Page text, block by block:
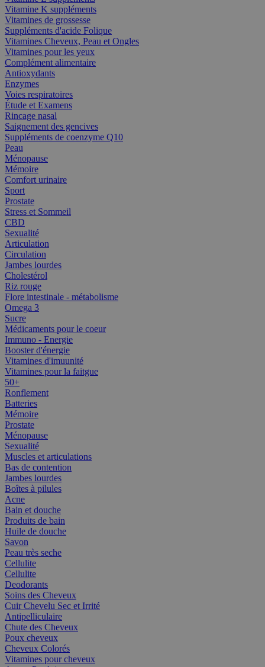
Vitamine K suppléments
Vitamines de grossesse
Suppléments d'acide Folique
Vitamines Cheveux, Peau et Ongles
Vitamines pour les yeux
Complément alimentaire
Antioxydants
Enzymes
Voies respiratoires
Étude et Examens
Rincage nasal
Saignement des gencives
Suppléments de coenzyme Q10
Peau
Ménopause
Mémoire
Comfort urinaire
Sport
Prostate
Stress et Sommeil
CBD
Sexualité
Articulation
Circulation
Jambes lourdes
Cholestérol
Riz rouge
Flore intestinale - métabolisme
Omega 3
Sucre
Médicaments pour le coeur
Immuno - Energie
Booster d'énergie
Vitamines d'imuunité
Vitamines pour la faitgue
50+
Ronflement
Batteries
Mémoire
Prostate
Ménopause
Sexualité
Muscles et articulations
Bas de contention
Jambes lourdes
Boîtes à pilules
Acne
Bain et douche
Produits de bain
Huile de douche
Savon
Peau très seche
Cellulite
Cellulite
Deodorants
Soins des Cheveux
Cuir Chevelu Sec et Irrité
Antipelliculaire
Chute des Cheveux
Poux cheveux
Cheveux Colorés
Vitamines pour cheveux